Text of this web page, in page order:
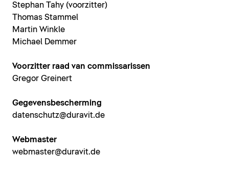
Stephan Tahy (voorzitter)
Thomas Stammel
Martin Winkle
Michael Demmer
Voorzitter raad van commissarissen
Gregor Greinert
Gegevensbescherming
datenschutz@duravit.de
Webmaster
webmaster@duravit.de